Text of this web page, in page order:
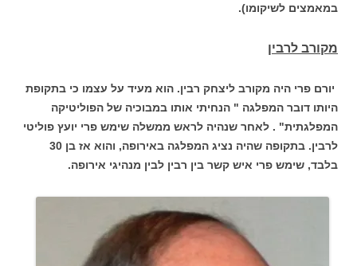
במאמצים לשיקומו).
מקורב לרבין
יורם פרי היה מקורב ליצחק רבין. הוא מעיד על עצמו כי בתקופת
היותו דובר המפלגה " הנחיתי אותו במבוכיה של הפוליטיקה
המפלגתית" . לאחר שנהיה לראש ממשלה שימש פרי יועץ פוליטי
לרבין. בתקופה שהיה נציג המפלגה באירופה, והוא אז בן 30
בלבד, שימש פרי איש קשר בין רבין לבין מנהיגי אירופה.